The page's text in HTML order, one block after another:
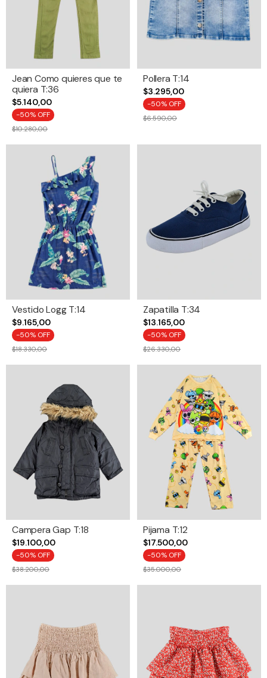
Jean Como quieres que te
quiera T:36
$5.140,00
-50% OFF
$10.280,00
Pollera T:14
$3.295,00
-50% OFF
$6.590,00
Vestido Logg T:14
$9.165,00
-50% OFF
$18.330,00
Zapatilla T:34
$13.165,00
-50% OFF
$26.330,00
Campera Gap T:18
$19.100,00
-50% OFF
$38.200,00
Pijama T:12
$17.500,00
-50% OFF
$35.000,00